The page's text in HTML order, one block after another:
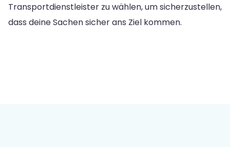
Transportdienstleister zu wählen, um sicherzustellen,
dass deine Sachen sicher ans Ziel kommen.